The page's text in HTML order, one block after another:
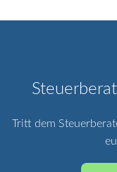
Tritt dem